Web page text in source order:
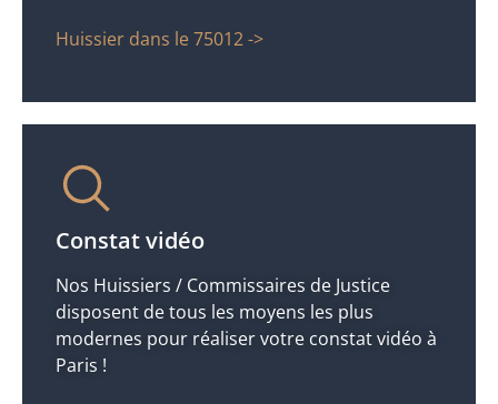
Huissier dans le 75012 ->
Constat vidéo
Nos Huissiers / Commissaires de Justice
disposent de tous les moyens les plus
modernes pour réaliser votre constat vidéo à
Paris !